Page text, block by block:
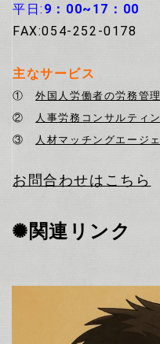
平日: 9：00~17：00
FAX:054-252-0178
主なサービス
①外国人労働者の労務管理
②
人事労務コンサルティ
③
人材マッチングエージ
お問合わせはこちら
✺関連リンク